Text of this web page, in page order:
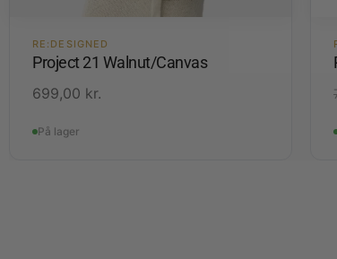
RE:DESIGNED
Project 21 Walnut/Canvas
699,00 kr.
På lager